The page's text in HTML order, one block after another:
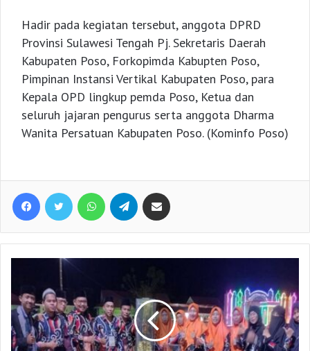
Hadir pada kegiatan tersebut, anggota DPRD
Provinsi Sulawesi Tengah Pj. Sekretaris Daerah
Kabupaten Poso, Forkopimda Kabupten Poso,
Pimpinan Instansi Vertikal Kabupaten Poso, para
Kepala OPD lingkup pemda Poso, Ketua dan
seluruh jajaran pengurus serta anggota Dharma
Wanita Persatuan Kabupaten Poso. (Kominfo Poso)
Facebook Twitter WhatsApp Telegram